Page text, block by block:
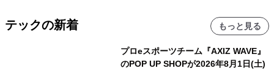
テックの新着 もっと見る
プロeスポーツチーム『AXIZ WAVE』
のPOP UP SHOPが2026年8月1日(土)